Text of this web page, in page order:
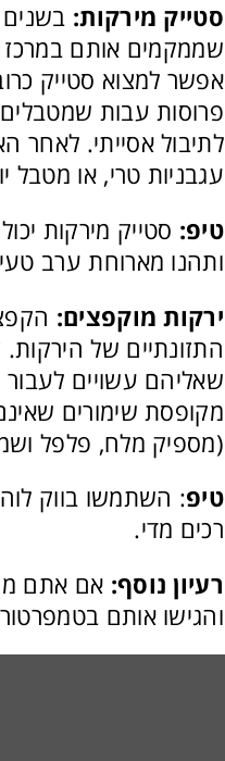
סטייק מירקות: בשנים
שממקמים אותם במרכז
אפשר למצוא סטייק
פרוסות עבות
לתיבול אסייתי. לאחר
עגבניות טרי, או מטבל
טיפ: סטייק מירקות
ותהנו מארוחת ערב
ירקות מוקפצים:
התזונתיים של
שאליהם עשויים
מקופסת שימורים
(מספיק מלח, פלפל
טיפ: השתמשו בווק
רכים מדי.
רעיון נוסף: אם אתם
והגישו אותם